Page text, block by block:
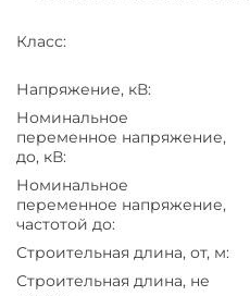
Класс:
Напряжение, кВ:
Номинальное
переменное напряжение,
до, кВ:
Номинальное
переменное напряжение,
частотой до:
Строительная длина, от, м:
Строительная длина, не